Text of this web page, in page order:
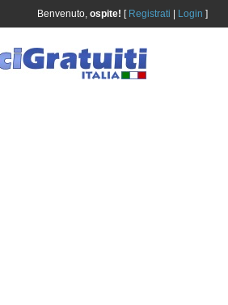
Benvenuto, ospite! [ Registrati Login ]